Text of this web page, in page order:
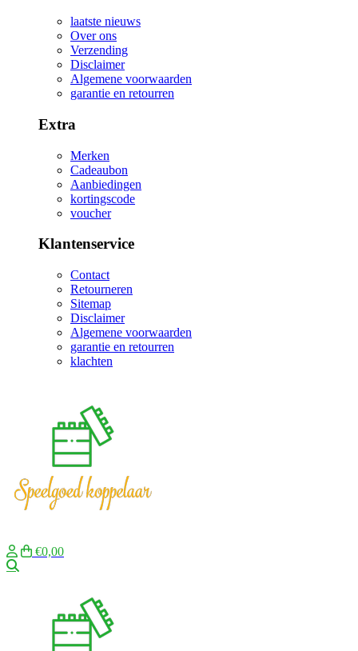
laatste nieuws
Over ons
Verzending
Disclaimer
Algemene voorwaarden
garantie en retourren
Extra
Merken
Cadeaubon
Aanbiedingen
kortingscode
voucher
Klantenservice
Contact
Retourneren
Sitemap
Disclaimer
Algemene voorwaarden
garantie en retourren
klachten
€0,00